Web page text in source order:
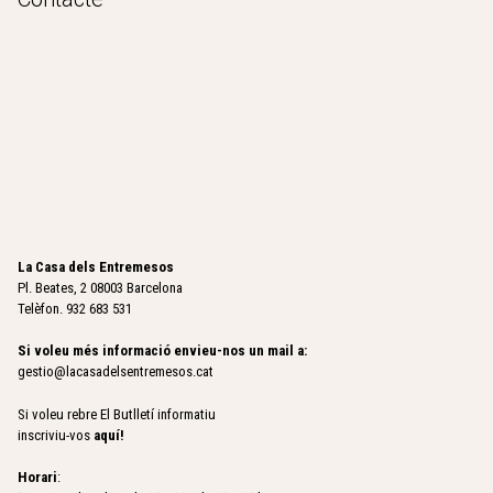
La Casa dels Entremesos
Pl. Beates, 2 08003 Barcelona
Telèfon. 932 683 531
Si voleu més informació envieu-nos un mail a:
gestio@lacasadelsentremesos.cat
Si voleu rebre El Butlletí informatiu
inscriviu-vos aquí!
Horari: